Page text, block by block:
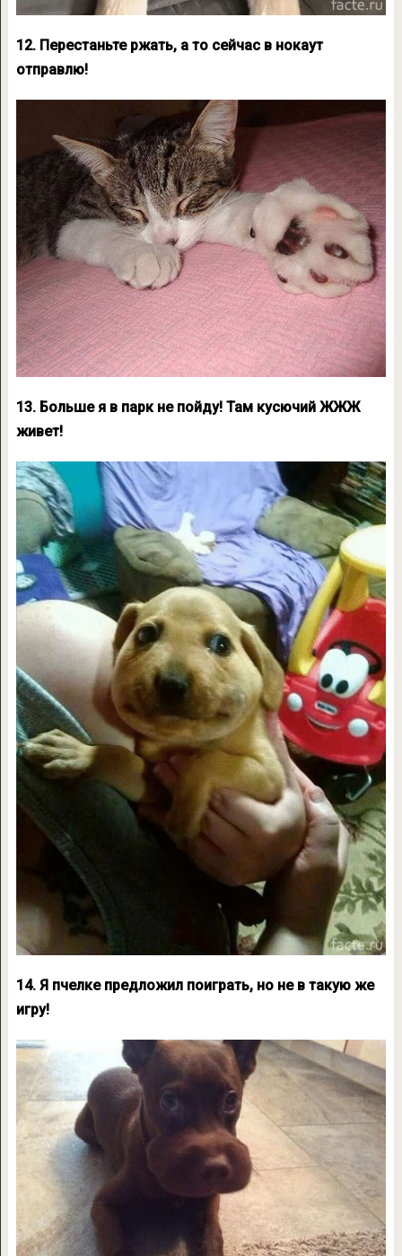
12. Перестаньте ржать, а то сейчас в нокаут
отправлю!
13. Больше я в парк не пойду! Там кусючий ЖЖЖ
живет!
14. Я пчелке предложил поиграть, но не в такую же
игру!